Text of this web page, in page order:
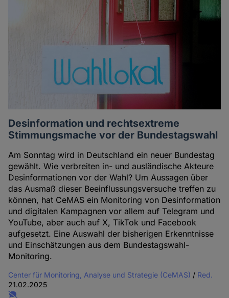
Desinformation und rechtsextreme
Stimmungsmache vor der Bundestagswahl
Am Sonntag wird in Deutschland ein neuer Bundestag
gewählt. Wie verbreiten in- und ausländische Akteure
Desinformationen vor der Wahl? Um Aussagen über
das Ausmaß dieser Beeinflussungsversuche treffen zu
können, hat CeMAS ein Monitoring von Desinformation
und digitalen Kampagnen vor allem auf Telegram und
YouTube, aber auch auf X, TikTok und Facebook
aufgesetzt. Eine Auswahl der bisherigen Erkenntnisse
und Einschätzungen aus dem Bundestagswahl-
Monitoring.
Center für Monitoring, Analyse und Strategie (CeMAS) / Red.
21.02.2025